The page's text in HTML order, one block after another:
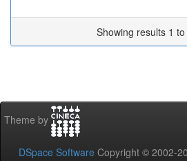
Showing results 1 to
Theme by
DSpace Software Copyright © 2002-